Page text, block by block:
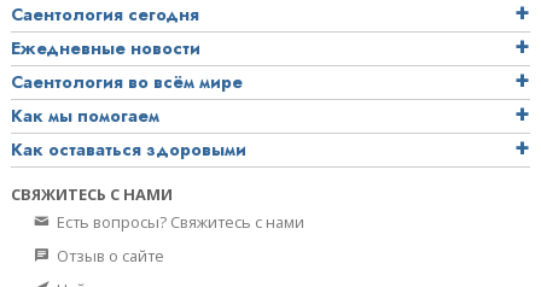
Саентология сегодня
Ежедневные новости
Саентология во всём мире
Как мы помогаем
Как оставаться здоровыми
СВЯЖИТЕСЬ С НАМИ
Есть вопросы? Свяжитесь с нами
Отзыв о сайте